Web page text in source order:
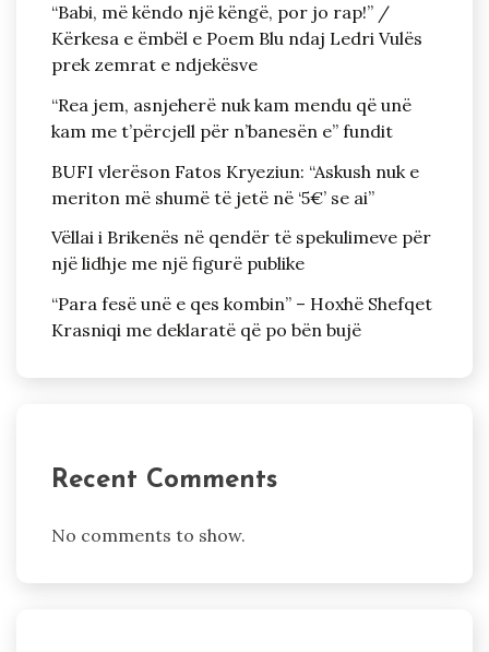
“Babi, më këndo një këngë, por jo rap!” /
Kërkesa e ëmbël e Poem Blu ndaj Ledri Vulës
prek zemrat e ndjekësve
“Rea jem, asnjeherë nuk kam mendu që unë
kam me t’përcjell për n’banesën e” fundit
BUFI vlerëson Fatos Kryeziun: “Askush nuk e
meriton më shumë të jetë në ‘5€’ se ai”
Vëllai i Brikenës në qendër të spekulimeve për
një lidhje me një figurë publike
“Para fesë unë e qes kombin” – Hoxhë Shefqet
Krasniqi me deklaratë që po bën bujë
Recent Comments
No comments to show.